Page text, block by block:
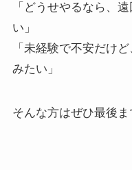
「どうせやるなら、
い」
「未経験で不安だけ
みたい」
そんな方はぜひ最後ま